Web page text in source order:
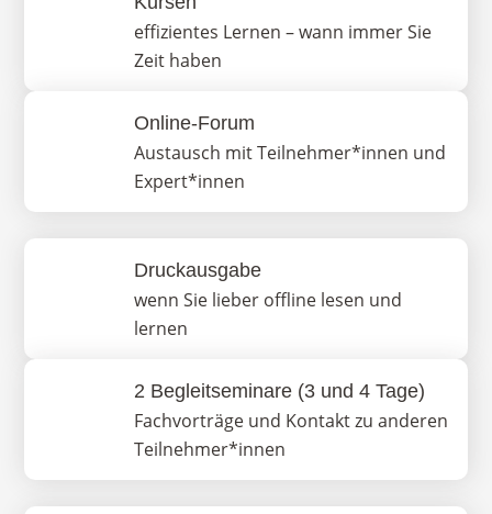
effizientes Lernen – wann immer Sie
Zeit haben
Online-Forum
Austausch mit Teilnehmer*innen und
Expert*innen
Druckausgabe
wenn Sie lieber offline lesen und
lernen
2 Begleitseminare (3 und 4 Tage)
Fachvorträge und Kontakt zu anderen
Teilnehmer*innen